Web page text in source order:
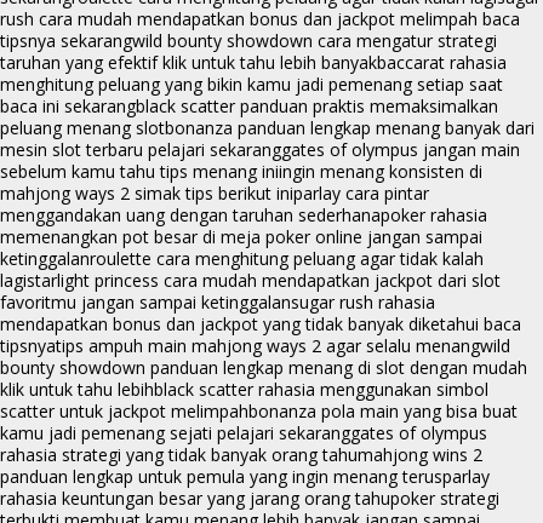
rush cara mudah mendapatkan bonus dan jackpot melimpah baca
tipsnya sekarangwild bounty showdown cara mengatur strategi
taruhan yang efektif klik untuk tahu lebih banyakbaccarat rahasia
menghitung peluang yang bikin kamu jadi pemenang setiap saat
baca ini sekarangblack scatter panduan praktis memaksimalkan
peluang menang slotbonanza panduan lengkap menang banyak dari
mesin slot terbaru pelajari sekaranggates of olympus jangan main
sebelum kamu tahu tips menang iniingin menang konsisten di
mahjong ways 2 simak tips berikut iniparlay cara pintar
menggandakan uang dengan taruhan sederhanapoker rahasia
memenangkan pot besar di meja poker online jangan sampai
ketinggalanroulette cara menghitung peluang agar tidak kalah
lagistarlight princess cara mudah mendapatkan jackpot dari slot
favoritmu jangan sampai ketinggalansugar rush rahasia
mendapatkan bonus dan jackpot yang tidak banyak diketahui baca
tipsnyatips ampuh main mahjong ways 2 agar selalu menangwild
bounty showdown panduan lengkap menang di slot dengan mudah
klik untuk tahu lebihblack scatter rahasia menggunakan simbol
scatter untuk jackpot melimpahbonanza pola main yang bisa buat
kamu jadi pemenang sejati pelajari sekaranggates of olympus
rahasia strategi yang tidak banyak orang tahumahjong wins 2
panduan lengkap untuk pemula yang ingin menang terusparlay
rahasia keuntungan besar yang jarang orang tahupoker strategi